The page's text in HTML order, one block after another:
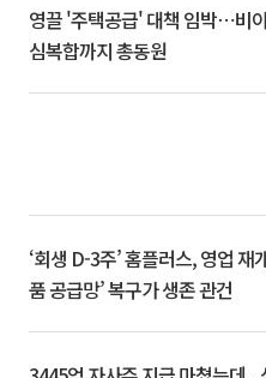
영끌 '주택공급' 대책 임박⋯비
심복합까지 총동원
‘회생 D-3주’ 홈플러스, 영업 재
품 공급망’ 복구가 생존 관건